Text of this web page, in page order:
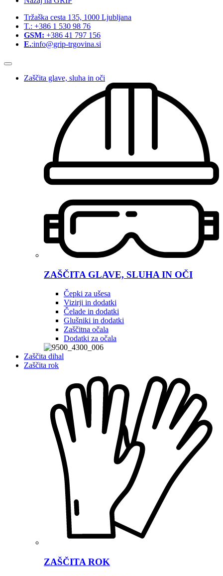
Tržaška cesta 135, 1000 Ljubljana
T.: +386 1 530 98 76
GSM: +386 41 797 156
E.:info@grip-trgovina.si
Zaščita glave, sluha in oči
ZAŠČITA GLAVE, SLUHA IN OČI
Čepki za ušesa
Vizirji in dodatki
Čelade in dodatki
Glušniki in dodatki
Zaščitna očala
Dodatki za očala
Zaščita dihal
Zaščita rok
ZAŠČITA ROK